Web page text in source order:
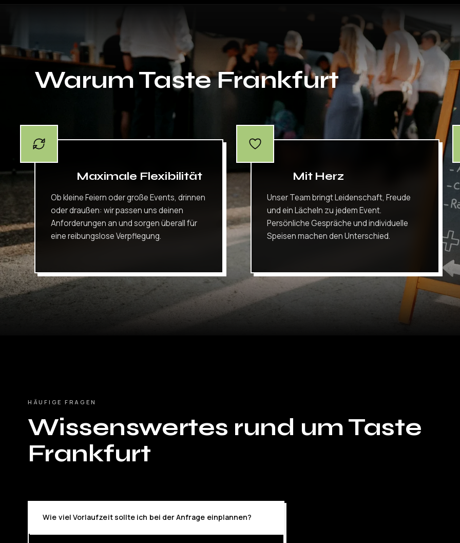
WarumTaste Frankfurt
Maximale Flexibilität
Ob kleine Feiern oder große Events, drinnen
oder draußen: wir passen uns deinen
Anforderungen an und sorgen überall für
eine reibungslose Verpflegung.
Mit Herz
Unser Team bringt Leidenschaft, Freude
und ein Lächeln zu jedem Event.
Persönliche Gespräche und individuelle
Speisen machen den Unterschied.
HÄUFIGE FRAGEN
Wissenswertes rund um Taste
Frankfurt
Wie viel Vorlaufzeit sollte ich bei der Anfrage einplannen?